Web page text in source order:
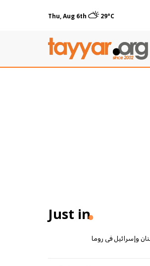
Thu, Aug 6th 29°C
Just in
وإسرائيل في روما